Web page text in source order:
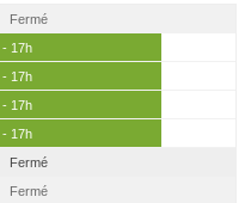
Fermé
- 17h
- 17h
- 17h
- 17h
Fermé
Fermé